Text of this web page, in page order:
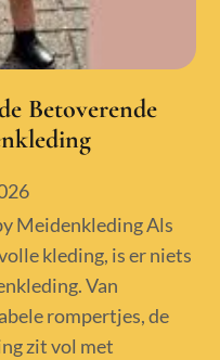
Betoverende
Meidenkleding Als
kleding, is er niets
Van
rompertjes, de
zit vol met